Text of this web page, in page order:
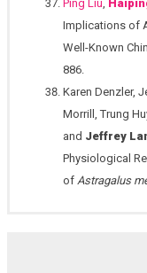
Ping Liu,
Implications of
Well-Known
886.
Karen Denzler,
Morrill, Trung
and Jeffrey
Physiological
of Astragalus